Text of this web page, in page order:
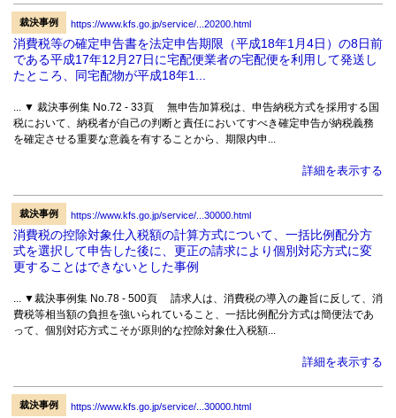
裁決事例 https://www.kfs.go.jp/service/...20200.html
消費税等の確定申告書を法定申告期限（平成18年1月4日）の8日前
である平成17年12月27日に宅配便業者の宅配便を利用して発送し
たところ、同宅配物が平成18年1...
... ▼ 裁決事例集 No.72 - 33頁 無申告加算税は、申告納税方式を採用する国
税において、納税者が自己の判断と責任においてすべき確定申告が納税義務
を確定させる重要な意義を有することから、期限内申...
詳細を表示する
裁決事例 https://www.kfs.go.jp/service/...30000.html
消費税の控除対象仕入税額の計算方式について、一括比例配分方
式を選択して申告した後に、更正の請求により個別対応方式に変
更することはできないとした事例
... ▼裁決事例集 No.78 - 500頁 請求人は、消費税の導入の趣旨に反して、消
費税等相当額の負担を強いられていること、一括比例配分方式は簡便法であ
って、個別対応方式こそが原則的な控除対象仕入税額...
詳細を表示する
裁決事例 https://www.kfs.go.jp/service/...30000.html